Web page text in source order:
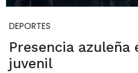
DEPORTES
Presencia
juvenil